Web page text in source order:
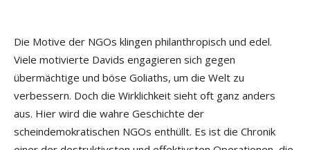
Die Motive der NGOs klingen philanthropisch und edel.
Viele motivierte Davids engagieren sich gegen
übermächtige und böse Goliaths, um die Welt zu
verbessern. Doch die Wirklichkeit sieht oft ganz anders
aus. Hier wird die wahre Geschichte der
scheindemokratischen NGOs enthüllt. Es ist die Chronik